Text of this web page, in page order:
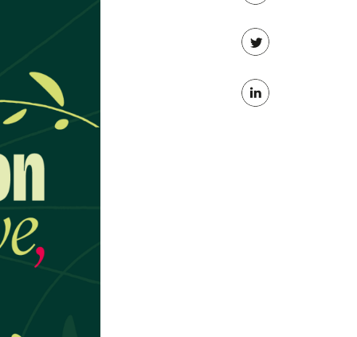
sur
Facebook
sur
Twitter